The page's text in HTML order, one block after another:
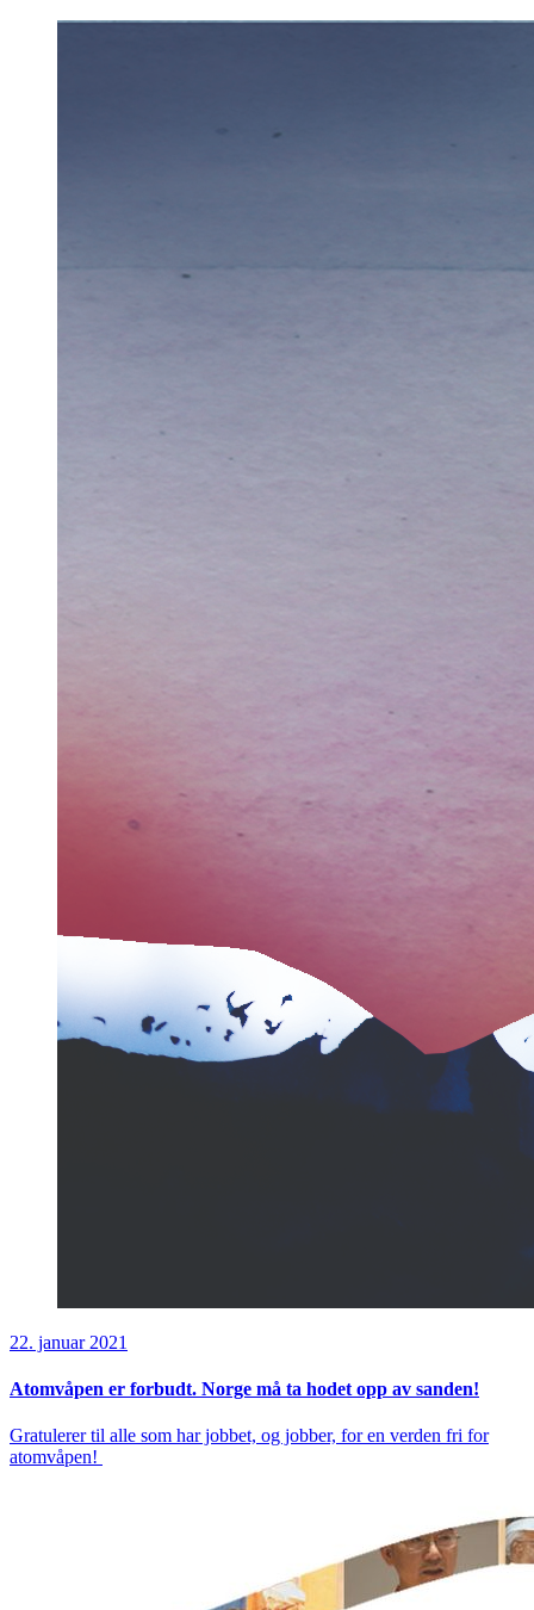
22. januar 2021
Atomvåpen er forbudt. Norge må ta hodet opp av sanden!
Gratulerer til alle som har jobbet, og jobber, for en verden fri for
atomvåpen!